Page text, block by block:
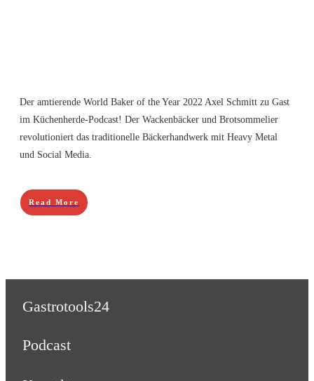
Der amtierende World Baker of the Year 2022 Axel Schmitt zu Gast
im Küchenherde-Podcast! Der Wackenbäcker und Brotsommelier
revolutioniert das traditionelle Bäckerhandwerk mit Heavy Metal
und Social Media.
Read More
Gastrotools24
Podcast